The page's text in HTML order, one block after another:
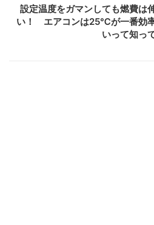
設定温度をガマンしても燃費は
い！ エアコンは25℃が一番効
いって知っ